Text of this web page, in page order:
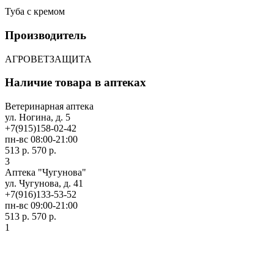
Туба с кремом
Производитель
АГРОВЕТЗАЩИТА
Наличие товара в аптеках
Ветеринарная аптека
ул. Ногина, д. 5
+7(915)158-02-42
пн-вс 08:00-21:00
513 р. 570 р.
3
Аптека "Чугунова"
ул. Чугунова, д. 41
+7(916)133-53-52
пн-вс 09:00-21:00
513 р. 570 р.
1